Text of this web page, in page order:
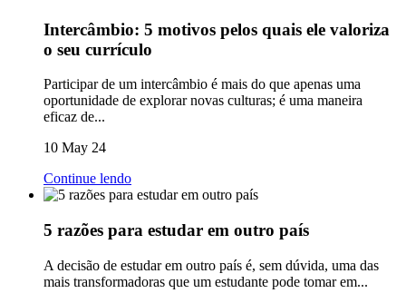
Intercâmbio: 5 motivos pelos quais ele valoriza
o seu currículo
Participar de um intercâmbio é mais do que apenas uma
oportunidade de explorar novas culturas; é uma maneira
eficaz de...
10 May 24
Continue lendo
5 razões para estudar em outro país
A decisão de estudar em outro país é, sem dúvida, uma das
mais transformadoras que um estudante pode tomar em...